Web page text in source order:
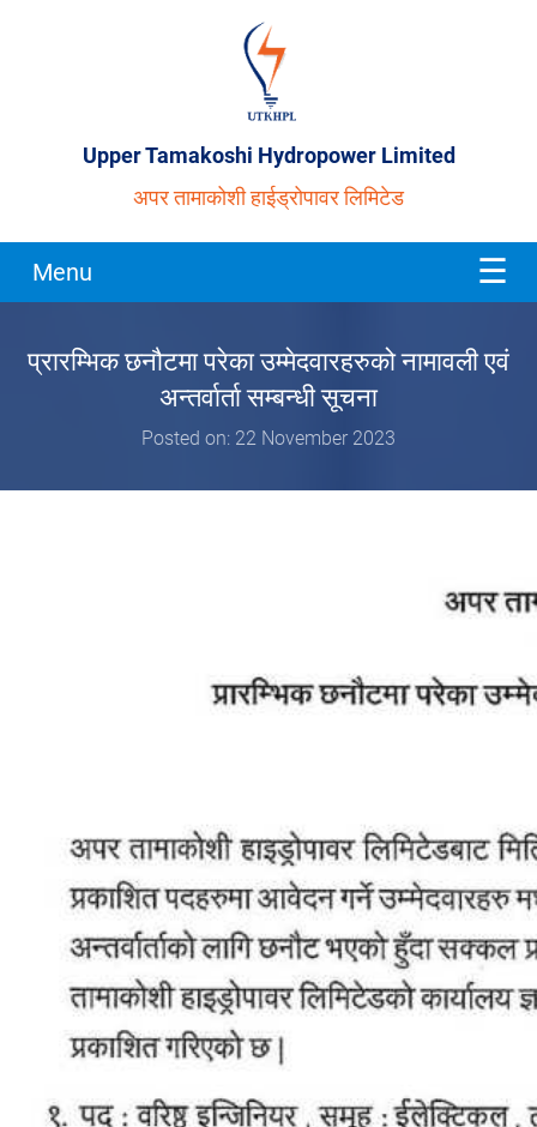
Upper Tamakoshi Hydropower Limited
अपर तामाकोशी हाईड्रोपावर लिमिटेड
Menu
प्रारम्भिक छनौटमा परेका उम्मेदवारहरुको नामावली एवं
अन्तर्वार्ता सम्बन्धी सूचना
Posted on: 22 November 2023